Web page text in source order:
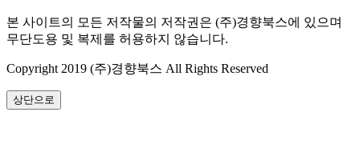
본 사이트의 모든 저작물의 저작권은 (주)경향북스에 있으며
무단도용 및 복제를 허용하지 않습니다.
Copyright 2019 (주)경향북스 All Rights Reserved
상단으로